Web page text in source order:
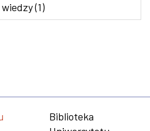
(1)
Biblioteka